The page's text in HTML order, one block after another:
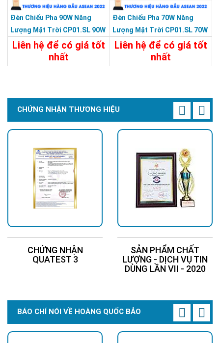
Đèn Chiếu Pha 90W Năng
Lượng Mặt Trời CP01.SL 90W
Liên hệ để có giá tốt
nhất
Đèn Chiếu Pha 70W Năng
Lượng Mặt Trời CP01.SL 70W
Liên hệ để có giá tốt
nhất
CHỨNG NHẬN THƯƠNG HIỆU
CHỨNG NHẬN
QUATEST 3
SẢN PHẨM CHẤT
LƯỢNG - DỊCH VỤ TIN
DÙNG LẦN VII - 2020
BÁO CHÍ NÓI VỀ HOÀNG QUỐC BẢO